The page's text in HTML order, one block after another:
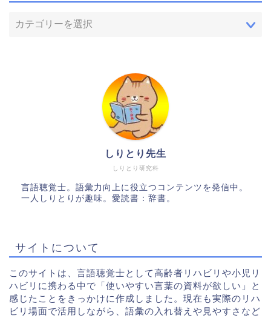
しりとり研究科
しりとり先生
言語聴覚士。語彙力向上に役立つコンテンツを発信中。
一人しりとりが趣味。愛読書：辞書。
サイトについて
このサイトは、言語聴覚士として高齢者リハビリや小児リ
ハビリに携わる中で「使いやすい言葉の資料が欲しい」と
感じたことをきっかけに作成しました。現在も実際のリハ
ビリ場面で活用しながら、語彙の入れ替えや見やすさなど